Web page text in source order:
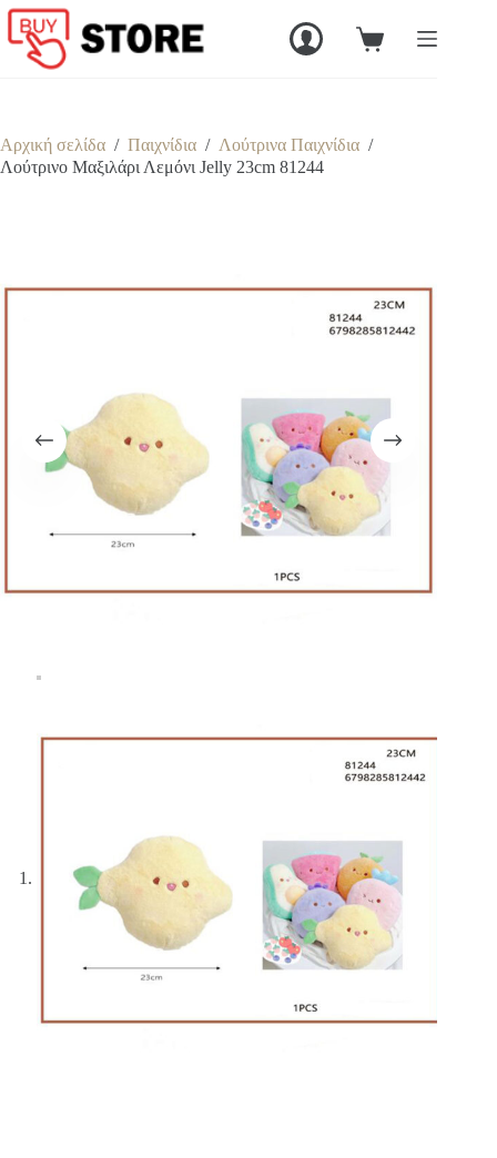
Μετάβαση
στο
περιεχόμενο
Καλάθι
Αρχική σελίδα / Παιχνίδια / Λούτρινα Παιχνίδια /
Λούτρινο Μαξιλάρι Λεμόνι Jelly 23cm 81244